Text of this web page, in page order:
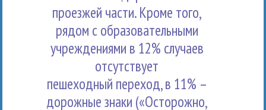
проезжей части. Кроме того,
рядом с образовательными
учреждениями в 12% случаев
отсутствует
пешеходный переход, в 11% –
дорожные знаки («Осторожно,